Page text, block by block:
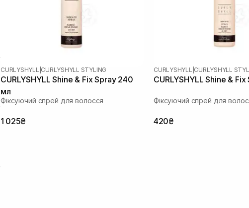
CURLYSHYLL CURLYSHYLL STYLING
CURLYSHYLL Shine & Fix Spray 240
мл
Фіксуючий спрей для волосся
1 025₴
CURLYSHYLL CURLYSHYLL
CURLYSHYLL Shine &
Фіксуючий спрей для
420₴